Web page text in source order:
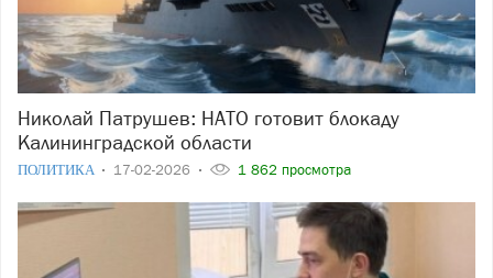
Николай Патрушев: НАТО готовит блокаду
Калининградской области
ПОЛИТИКА 17-02-2026 1 862 просмотра